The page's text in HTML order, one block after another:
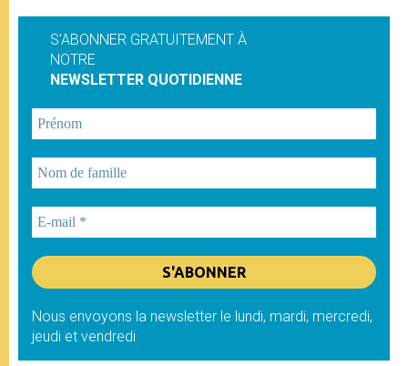
S'ABONNER GRATUITEMENT À
NOTRE
NEWSLETTER QUOTIDIENNE
Nous envoyons la newsletter le lundi, mardi, mercredi,
jeudi et vendredi